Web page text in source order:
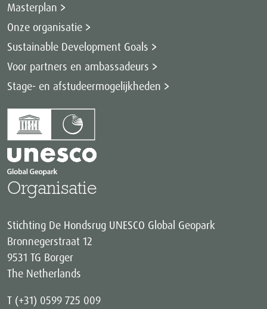
Masterplan
Onze organisatie
Sustainable Development Goals
Voor partners en ambassadeurs
Stage- en afstudeermogelijkheden
Organisatie
Stichting De Hondsrug UNESCO Global Geopark
Bronnegerstraat 12
9531 TG Borger
The Netherlands
T (+31) 0599 725 009